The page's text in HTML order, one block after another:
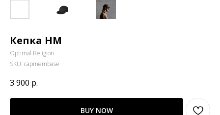
Кепка HM
Optimal Religion
SKU: capmembase
3 900 р.
BUY NOW